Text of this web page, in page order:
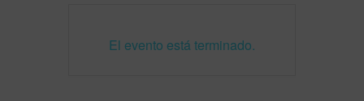
El evento está terminado.